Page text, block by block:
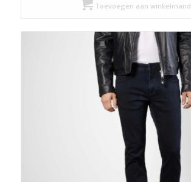
Toevoegen aan winkelmand